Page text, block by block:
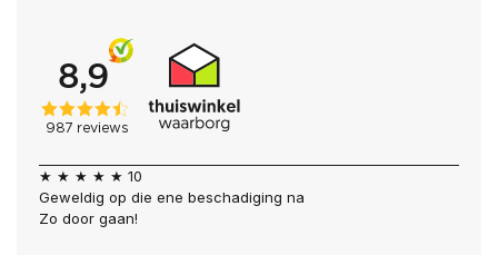
★ ★ ★ ★ ★ 10
Geweldig op die ene beschadiging na
Zo door gaan!